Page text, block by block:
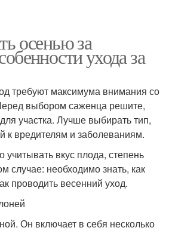
осенью за
ухода за
требуют максимума внимания со
выбором саженца решите,
участка. Лучше выбирать тип,
к вредителям и заболеваниям.
вкус плода, степень
случае: необходимо знать, как
проводить весенний уход.
Он включает в себя несколько